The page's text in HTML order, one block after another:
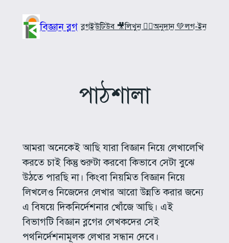
content
বিজ্ঞান ব্লগ ব্লগইউটিউব 🎥লিখুন ✍🏼অনুদান 💚লগ-ইন
পাঠশালা
আমরা অনেকেই আছি যারা বিজ্ঞান নিয়ে লেখালেখি
করতে চাই কিন্তু শুরুটা করবো কিভাবে সেটা বুঝে
উঠতে পারছি না। কিংবা নিয়মিত বিজ্ঞান নিয়ে
লিখলেও নিজেদের লেখার আরো উন্নতি করার জন্যে
এ বিষয়ে দিকনির্দেশনার খোঁজে আছি। এই
বিভাগটি বিজ্ঞান ব্লগের লেখকদের সেই
পথনির্দেশনামূলক লেখার সন্ধান দেবে।